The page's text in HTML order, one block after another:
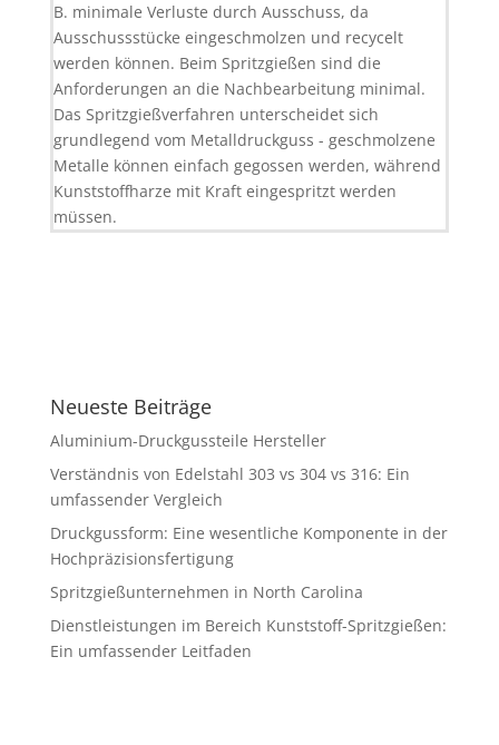
B. minimale Verluste durch Ausschuss, da
Ausschussstücke eingeschmolzen und recycelt
werden können. Beim Spritzgießen sind die
Anforderungen an die Nachbearbeitung minimal.
Das Spritzgießverfahren unterscheidet sich
grundlegend vom Metalldruckguss - geschmolzene
Metalle können einfach gegossen werden, während
Kunststoffharze mit Kraft eingespritzt werden
müssen.
Neueste Beiträge
Aluminium-Druckgussteile Hersteller
Verständnis von Edelstahl 303 vs 304 vs 316: Ein
umfassender Vergleich
Druckgussform: Eine wesentliche Komponente in der
Hochpräzisionsfertigung
Spritzgießunternehmen in North Carolina
Dienstleistungen im Bereich Kunststoff-Spritzgießen:
Ein umfassender Leitfaden